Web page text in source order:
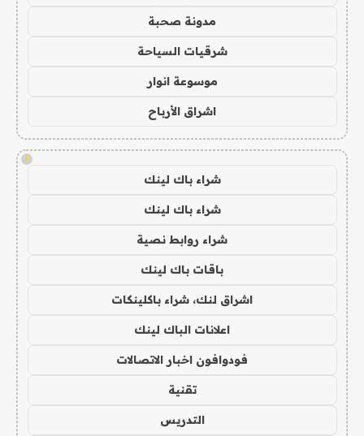
مدونة صحبة
شرقيات السياحة
موسوعة انوار
اشراق الأرباح
!
شراء باك لينك
شراء باك لينك
شراء روابط نصية
باقات باك لينك
اشراق لنك، شراء باكلينكات
اعلانات الباك لينك
فودوافون اخبار الاتصالات
تقنية
التدريس